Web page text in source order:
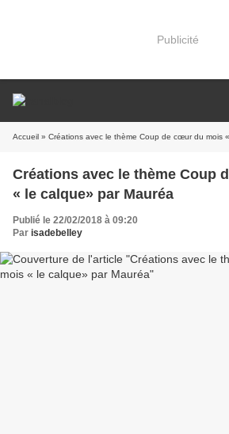
Publicité
Accueil » Créations avec le thème Coup de cœur du mois
Créations avec le thème Coup
« le calque» par Mauréa
Publié le 22/02/2018 à 09:20
Par isadebelley